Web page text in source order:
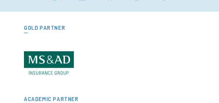
GOLD PARTNER
ACADEMIC PARTNER